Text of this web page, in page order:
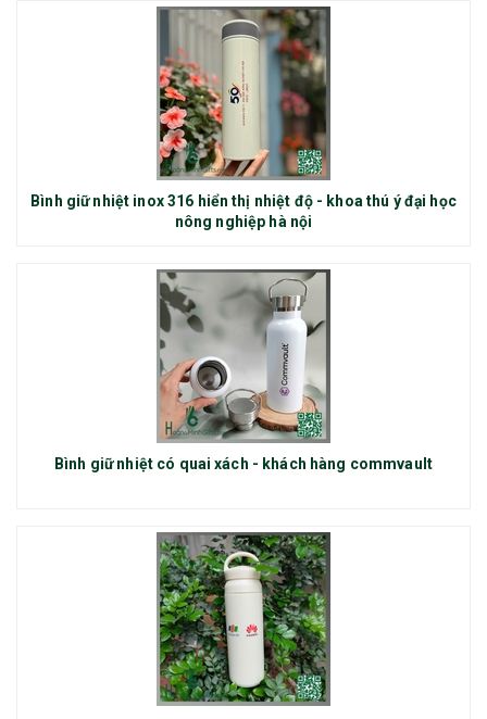
Bình giữ nhiệt inox 316 hiển thị nhiệt độ - khoa thú ý đại học
nông nghiệp hà nội
Bình giữ nhiệt có quai xách - khách hàng commvault